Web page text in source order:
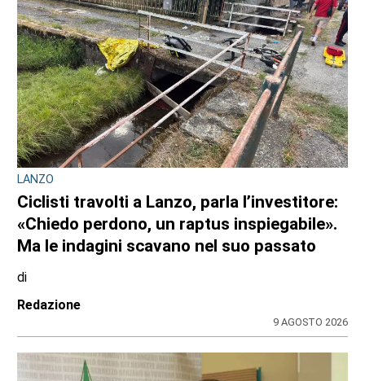
LANZO
Ciclisti travolti a Lanzo, parla l’investitore:
«Chiedo perdono, un raptus inspiegabile».
Ma le indagini scavano nel suo passato
di
Redazione
9 AGOSTO 2026